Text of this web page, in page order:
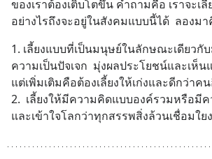
ของเราต้องเติบโตขึ้น คำถามคือ เราจะเลี้
อย่างไรถึงจะอยู่ในสังคมแบบนี้ได้  ลองม
1. เลี้ยงแบบที่เป็นมนุษย์ในลักษณะเดียว
ความเป็นปัจเจก  มุ่งผลประโยชน์และเห็น
แต่เพิ่มเติมคือต้องเลี้ยงให้เก่งและดีกว่าค
2.  เลี้ยงให้มีความคิดแบบองค์รวมหรือมี
และเข้าใจโลกว่าทุกสรรพสิ่งล้วนเชื่อมใย